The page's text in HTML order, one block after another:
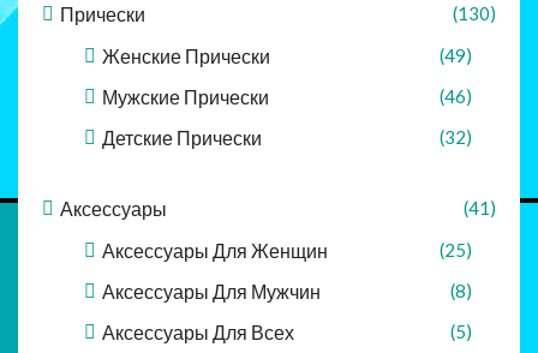
Прически (130)
Женские Прически (49)
Мужские Прически (46)
Детские Прически (32)
Аксессуары (41)
Аксессуары Для Женщин (25)
Аксессуары Для Мужчин (8)
Аксессуары Для Всех (5)